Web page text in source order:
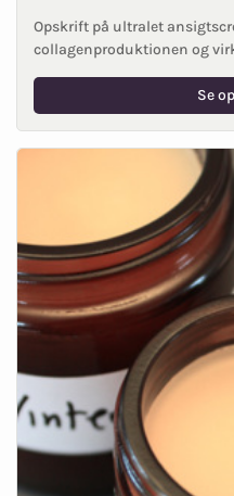
Opskrift på ultralet
collagenproduktionen og
Se